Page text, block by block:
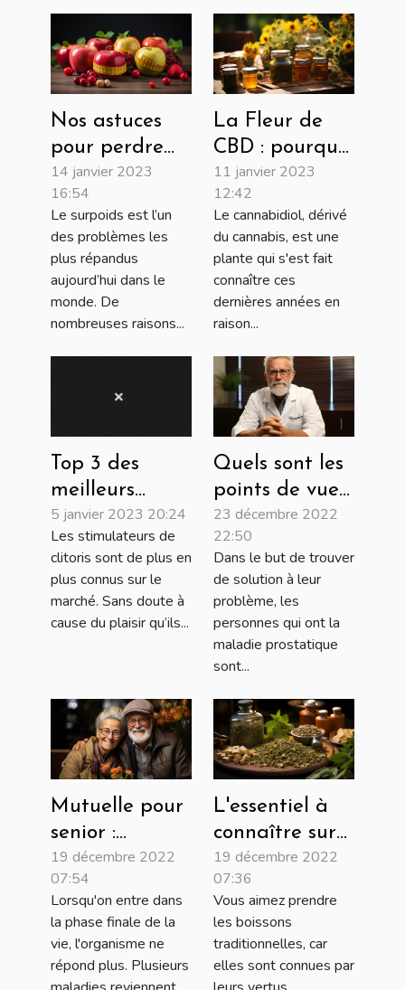
Nos astuces
pour perdre
du poids
rapidement !
14 janvier 2023
16:54
Le surpoids est l’un
des problèmes les
plus répandus
aujourd’hui dans le
monde. De
nombreuses raisons...
La Fleur de
CBD : pourquoi
la consommée
?
11 janvier 2023
12:42
Le cannabidiol, dérivé
du cannabis, est une
plante qui s'est fait
connaître ces
dernières années en
raison...
Top 3 des
meilleurs
stimulateurs
de clitoris
5 janvier 2023 20:24
Les stimulateurs de
clitoris sont de plus en
plus connus sur le
marché. Sans doute à
cause du plaisir qu’ils...
Quels sont les
points de vue
des médecins
sur le
Prostalim XR ?
23 décembre 2022
22:50
Dans le but de trouver
de solution à leur
problème, les
personnes qui ont la
maladie prostatique
sont...
Mutuelle pour
senior :
avantages et
critère de
choix
19 décembre 2022
07:54
Lorsqu'on entre dans
la phase finale de la
vie, l'organisme ne
répond plus. Plusieurs
L'essentiel à
connaître sur
le maté
19 décembre 2022
07:36
Vous aimez prendre
les boissons
traditionnelles, car
elles sont connues par